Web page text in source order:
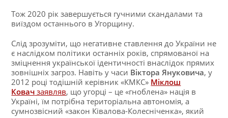
Тож 2020 рік завершується гучними скандалами та
виїздом останнього в Угорщину.
Слід зрозуміти, що негативне ставлення до України не
є наслідком політики останніх років, спрямованої на
зміцнення української ідентичності внаслідок прямих
зовнішніх загроз. Навіть у часи Віктора Януковича, у
2012 році тодішній керівник «КМКС» Міклош
Ковач заявляв, що угорці – це «гноблена» нація в
Україні, їм потрібна територіальна автономія, а
сумнозвісний «закон Ківалова-Колесніченка», який